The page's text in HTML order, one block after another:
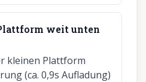
weit unten
kleinen Plattform
(ca. 0,9s Aufladung)